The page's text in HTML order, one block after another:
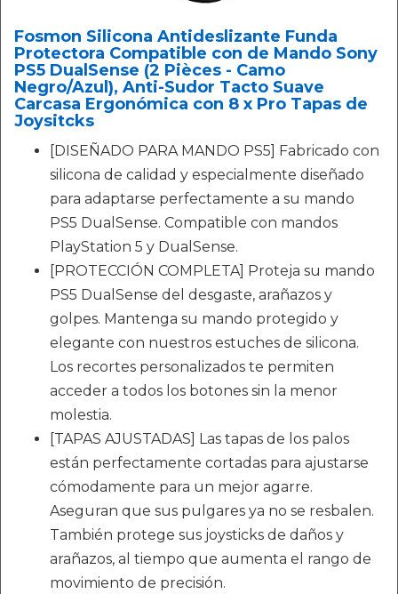
Fosmon Silicona Antideslizante Funda
Protectora Compatible con de Mando Sony
PS5 DualSense (2 Pièces - Camo
Negro/Azul), Anti-Sudor Tacto Suave
Carcasa Ergonómica con 8 x Pro Tapas de
Joysitcks
[DISEÑADO PARA MANDO PS5] Fabricado con
silicona de calidad y especialmente diseñado
para adaptarse perfectamente a su mando
PS5 DualSense. Compatible con mandos
PlayStation 5 y DualSense.
[PROTECCIÓN COMPLETA] Proteja su mando
PS5 DualSense del desgaste, arañazos y
golpes. Mantenga su mando protegido y
elegante con nuestros estuches de silicona.
Los recortes personalizados te permiten
acceder a todos los botones sin la menor
molestia.
[TAPAS AJUSTADAS] Las tapas de los palos
están perfectamente cortadas para ajustarse
cómodamente para un mejor agarre.
Aseguran que sus pulgares ya no se resbalen.
También protege sus joysticks de daños y
arañazos, al tiempo que aumenta el rango de
movimiento de precisión.